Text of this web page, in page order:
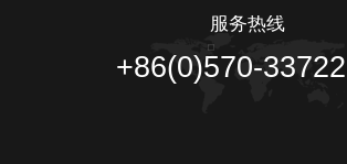
服务热线
+86(0)570-